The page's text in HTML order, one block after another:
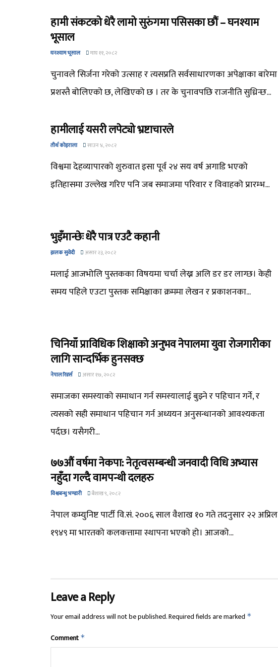
हामी संकटको धेरै लामो सुरुंगमा पसिसका छौं – घनश्याम
भूसाल
घनश्याम भूसाल माघ ११, २०८२
चुनावले सिर्जना गरेको उत्साह र त्यसप्रति सर्वसाधारणका अपेक्षाका बारेमा
प्रशस्तै बोलिएको छ, लेखिएको छ । तर के चुनावपछि राजनीति सुध्रिन्छ...
हामीलाई यसरी लपेट्यो भ्रष्टाचारले
तीर्थ कोइराला साउन ४, २०८२
विश्वमा देहव्यापारको शुरुवात इसा पूर्व २४ सय वर्ष अगाडि भएको
इतिहासमा उल्लेख गरिए पनि जब समाजमा परिवार र विवाहको प्रारम्भ...
भुइँमान्छेः धेरै पात्र एउटै कहानी
झलक सुवेदी असार २३, २०८२
मलाई आजभोलि पुस्तकका विषयमा चर्चा लेख्न अलि डर डर लाग्छ। केही
समय पहिले एउटा पुस्तक समिक्षाका क्रममा लेखन र प्रकाशनका...
चिनियाँ प्राविधिक शिक्षाको अनुभव नेपालमा युवा रोजगारीका
लागि सान्दर्भिक हुनसक्छ
नेपाल रिडर्स असार १७, २०८२
समाजका समस्याको समाधान गर्न समस्यालाई बुझ्ने र पहिचान गर्ने, र
त्यसको सही समाधान पहिचान गर्न अध्ययन अनुसन्धानको आवश्यकता
पर्दछ। यसैगरी...
७७औं वर्षमा नेकपा: नेतृत्वसम्बन्धी जनवादी विधि अभ्यास
नहुँदा गल्दै वामपन्थी दलहरु
विश्वबन्धु भण्डारी बैशाख ९, २०८२
नेपाल कम्युनिष्ट पार्टी वि.सं. २००६ साल वैशाख १० गते तदनुसार २२ अप्रिल
१९४९ मा भारतको कलकत्तामा स्थापना भएको हो। आजको...
Leave a Reply
Your email address will not be published.Required fields are marked *
Comment *